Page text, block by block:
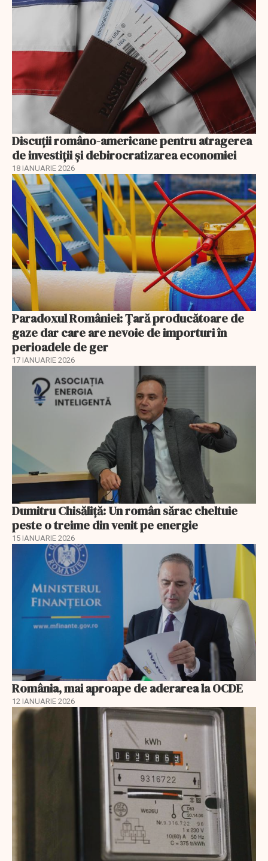
Discuţii româno-americane pentru atragerea
de investiţii şi debirocratizarea economiei
18 IANUARIE 2026
Paradoxul României: Ţară producătoare de
gaze dar care are nevoie de importuri în
perioadele de ger
17 IANUARIE 2026
Dumitru Chisăliţă: Un român sărac cheltuie
peste o treime din venit pe energie
15 IANUARIE 2026
România, mai aproape de aderarea la OCDE
12 IANUARIE 2026
EXCLUSIV